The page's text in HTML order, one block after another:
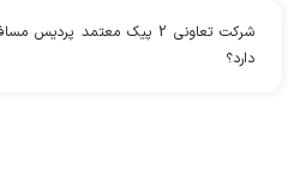
شرکت تعاونی 2 پیک معتمد
دارد؟